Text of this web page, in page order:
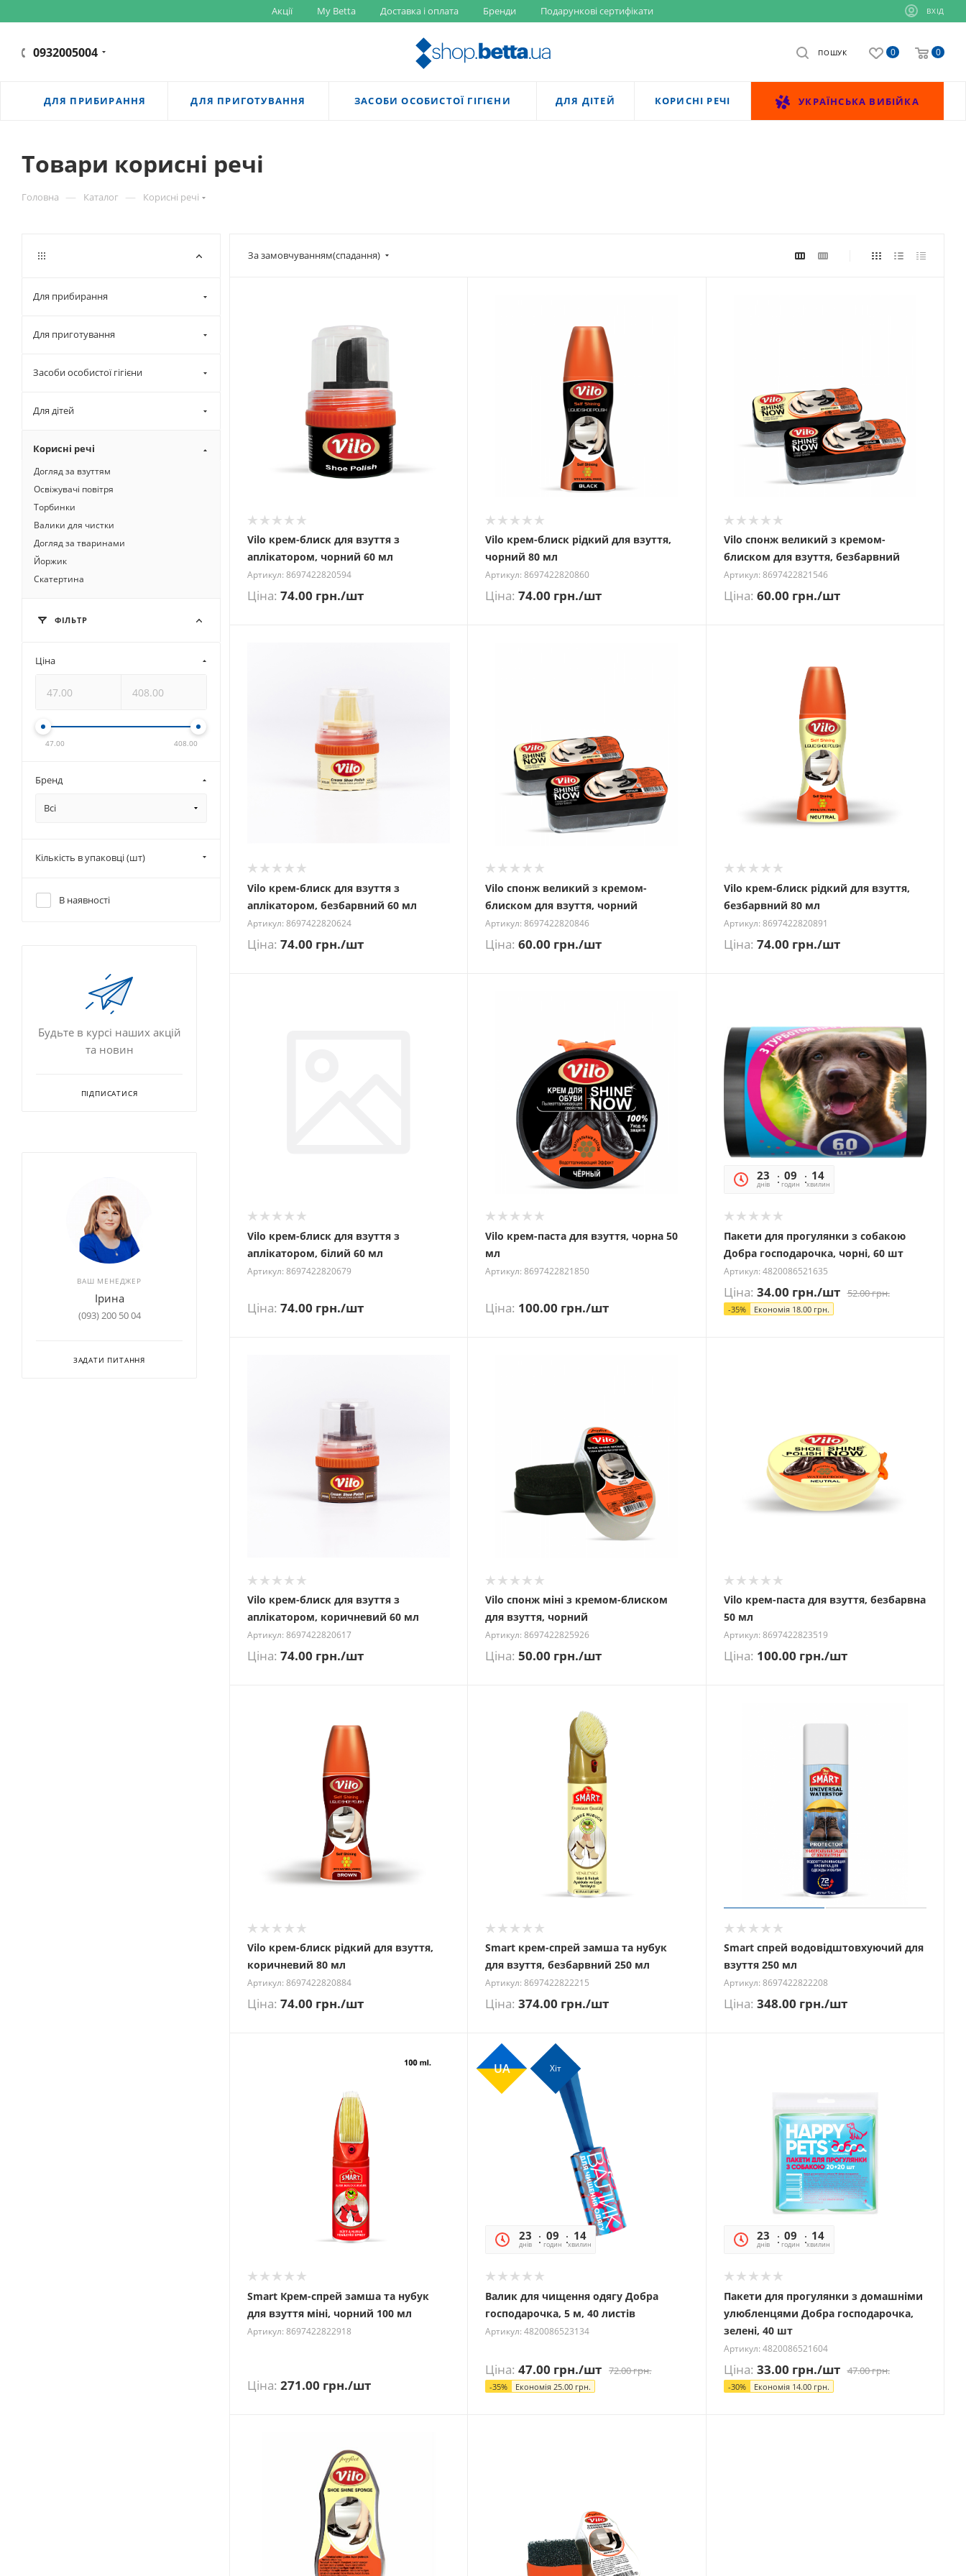
Акції My Betta Доставка і оплата Бренди Подарункові сертифікати ВХІД
0932005004 0 0
ПОШУК
ДЛЯ ПРИБИРАННЯ ДЛЯ ПРИГОТУВАННЯ ЗАСОБИ ОСОБИСТОЇ ГІГІЄНИ ДЛЯ ДІТЕЙ КОРИСНІ РЕЧІ УКРАЇНСЬКА ВИБІЙКА
Товари корисні речі
Головна — Каталог — Корисні речі
За замовчуванням(спадання)
Vilo крем-блиск для взуття з
аплікатором, чорний 60 мл
Артикул: 8697422820594
Ціна: 74.00 грн./шт
Vilo крем-блиск рідкий для взуття,
чорний 80 мл
Артикул: 8697422820860
Ціна: 74.00 грн./шт
Vilo спонж великий з кремом-
блиском для взуття, безбарвний
Артикул: 8697422821546
Ціна: 60.00 грн./шт
Vilo крем-блиск для взуття з
аплікатором, безбарвний 60 мл
Артикул: 8697422820624
Ціна: 74.00 грн./шт
Vilo спонж великий з кремом-
блиском для взуття, чорний
Артикул: 8697422820846
Ціна: 60.00 грн./шт
Vilo крем-блиск рідкий для взуття,
безбарвний 80 мл
Артикул: 8697422820891
Ціна: 74.00 грн./шт
Vilo крем-блиск для взуття з
аплікатором, білий 60 мл
Артикул: 8697422820679
Ціна: 74.00 грн./шт
Vilo крем-паста для взуття, чорна 50
мл
Артикул: 8697422821850
Ціна: 100.00 грн./шт
23
днів
09
годин
14
хвилин
Пакети для прогулянки з собакою
Добра господарочка, чорні, 60 шт
Артикул: 4820086521635
Ціна: 34.00 грн./шт 52.00грн.
-35% Економія 18.00грн.
Vilo крем-блиск для взуття з
аплікатором, коричневий 60 мл
Артикул: 8697422820617
Ціна: 74.00 грн./шт
Vilo спонж міні з кремом-блиском
для взуття, чорний
Артикул: 8697422825926
Ціна: 50.00 грн./шт
Vilo крем-паста для взуття, безбарвна
50 мл
Артикул: 8697422823519
Ціна: 100.00 грн./шт
Vilo крем-блиск рідкий для взуття,
коричневий 80 мл
Артикул: 8697422820884
Ціна: 74.00 грн./шт
Smart крем-спрей замша та нубук
для взуття, безбарвний 250 мл
Артикул: 8697422822215
Ціна: 374.00 грн./шт
Smart спрей водовідштовхуючий для
взуття 250 мл
Артикул: 8697422822208
Ціна: 348.00 грн./шт
Smart Крем-спрей замша та нубук
для взуття міні, чорний 100 мл
Артикул: 8697422822918
Ціна: 271.00 грн./шт
UA Хіт
23
днів
09
годин
14
хвилин
15
Валик для чищення одягу Добра
господарочка, 5 м, 40 листів
Артикул: 4820086523134
Ціна: 47.00 грн./шт 72.00грн.
-35% Економія 25.00 грн.
23
днів
09
годин
14
хвилин
Пакети для прогулянки з домашніми
улюбленцями Добра господарочка,
зелені, 40 шт
Артикул: 4820086521604
Ціна: 33.00 грн./шт 47.00грн.
-30% Економія 14.00грн.
Для прибирання
Для приготування
Засоби особистої гігієни
Для дітей
Корисні речі
Догляд за взуттям
Освіжувачі повітря
Торбинки
Валики для чистки
Догляд за тваринами
Йоржик
Скатертина
ФІЛЬТР
Ціна
47.00 408.00
Бренд
Всі
Кількість в упаковці (шт)
В наявності
Будьте в курсі наших акцій
та новин
ПІДПИСАТИСЯ
ВАШ МЕНЕДЖЕР
Ірина
(093) 200 50 04
ЗАДАТИ ПИТАННЯ